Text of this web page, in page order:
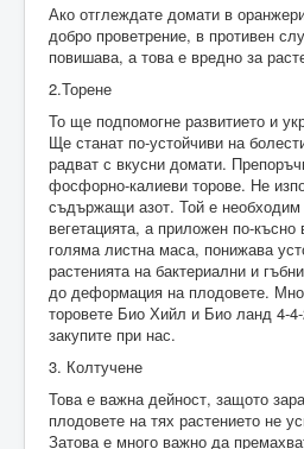
Ако отглеждате домати в
добро проветрение, в противен
повишава, а това е вредно за
2.Торене
То ще подпомогне развитието и
Ще станат по-устойчиви на
радват с вкусни домати.
фосфорно-калиеви торове. Не
съдържащи азот. Той е
вегетацията, а приложен по-
голяма листна маса, понижава
растенията на бактериални и
до деформация на плодовете.
торовете Био Хийл и Био ланд 4-
закупите при нас.
3. Колтучене
Това е важна дейност, защото
плодовете на тях растението не
Затова е много важно да